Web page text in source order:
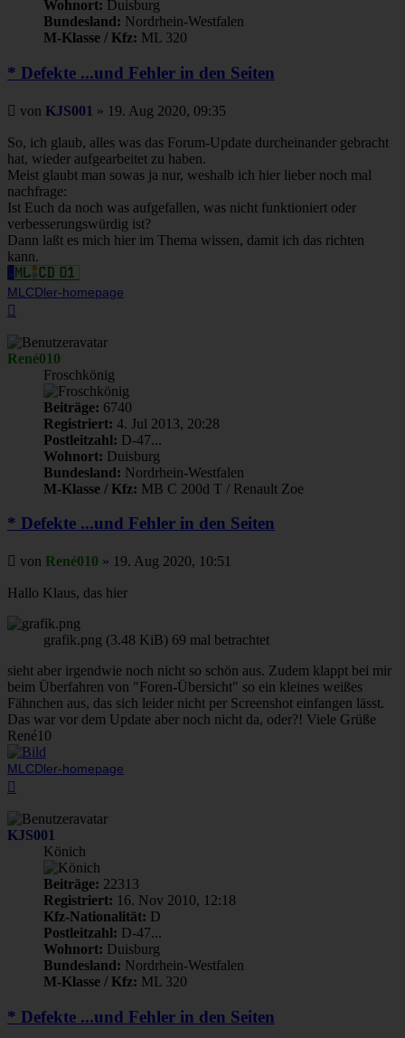
Wohnort: Duisburg
Bundesland: Nordrhein-Westfalen
M-Klasse / Kfz: ML 320
* Defekte ...und Fehler in den Seiten
Beitrag
von KJS001 » 19. Aug 2020, 09:35
So, ich glaub, alles was das Forum-Update durcheinander gebracht
hat, wieder aufgearbeitet zu haben.
Meist glaubt man sowas ja nur, weshalb ich hier lieber noch mal
nachfrage:
Ist Euch da noch was aufgefallen, was nicht funktioniert oder
verbesserungswürdig ist?
Dann laßt es mich hier im Thema wissen, damit ich das richten
kann.
MLCDler-homepage
René010
Froschkönig
Beiträge: 6740
Registriert: 4. Jul 2013, 20:28
Postleitzahl: D-47...
Wohnort: Duisburg
Bundesland: Nordrhein-Westfalen
M-Klasse / Kfz: MB C 200d T / Renault Zoe
* Defekte ...und Fehler in den Seiten
Beitrag
von René010 » 19. Aug 2020, 10:51
Hallo Klaus, das hier
grafik.png (3.48 KiB) 69 mal betrachtet
sieht aber irgendwie noch nicht so schön aus. Zudem klappt bei mir
beim Überfahren von "Foren-Übersicht" so ein kleines weißes
Fähnchen aus, das sich leider nicht per Screenshot einfangen lässt.
Das war vor dem Update aber noch nicht da, oder?! Viele Grüße
René10
MLCDler-homepage
KJS001
Könich
Beiträge: 22313
Registriert: 16. Nov 2010, 12:18
Kfz-Nationalität: D
Postleitzahl: D-47...
Wohnort: Duisburg
Bundesland: Nordrhein-Westfalen
M-Klasse / Kfz: ML 320
* Defekte ...und Fehler in den Seiten